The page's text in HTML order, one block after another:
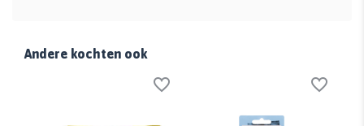
Andere kochten ook